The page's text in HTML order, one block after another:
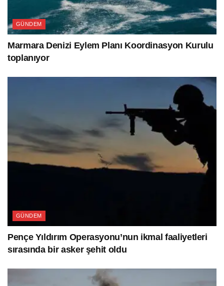
GÜNDEM
Marmara Denizi Eylem Planı Koordinasyon Kurulu
toplanıyor
GÜNDEM
Pençe Yıldırım Operasyonu’nun ikmal faaliyetleri
sırasında bir asker şehit oldu